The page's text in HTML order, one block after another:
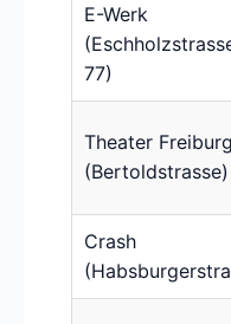
E-Werk
77)
Theater Freiburg
(Bertoldstrasse)
Crash